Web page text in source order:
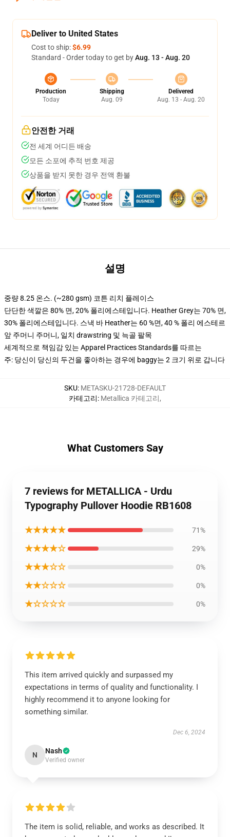
Deliver to United States
Cost to ship:$6.99
Standard - Order today to get byAug. 13 - Aug. 20
Production
Today
Shipping
Aug. 09
Delivered
Aug. 13 - Aug. 20
안전한 거래
전 세계 어디든 배송
모든 소포에 추적 번호 제공
상품을 받지 못한 경우 전액 환불
설명
중량 8.25 온스. (~280 gsm) 코튼 리치 플레이스
단단한 색깔은 80% 면, 20% 폴리에스테입니다. Heather Grey는 70% 면,
30% 폴리에스테입니다. 스낵 바 Heather는 60 %면, 40 % 폴리 에스테르
앞 주머니 주머니, 일치 drawstring 및 늑골 팔목
세계적으로 책임감 있는 Apparel Practices Standards를 따르는
주: 당신이 당신의 두건을 좋아하는 경우에 baggy는 2 크기 위로 갑니다
SKU: METASKU-21728-DEFAULT
카테고리: Metallica 카테고리,
What Customers Say
7 reviews for METALLICA - Urdu
Typography Pullover Hoodie RB1608
★★★★★ 71%
★★★★☆ 29%
★★★☆☆ 0%
★★☆☆☆ 0%
★☆☆☆☆ 0%
This item arrived quickly and surpassed my
expectations in terms of quality and functionality. I
highly recommend it to anyone looking for
something similar.
Dec 6, 2024
N Nash
Verified owner
The item is solid, reliable, and works as described. It